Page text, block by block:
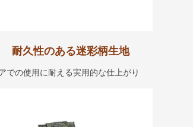
耐久性のある迷彩柄生地
での使用に耐える実用的な仕上がり